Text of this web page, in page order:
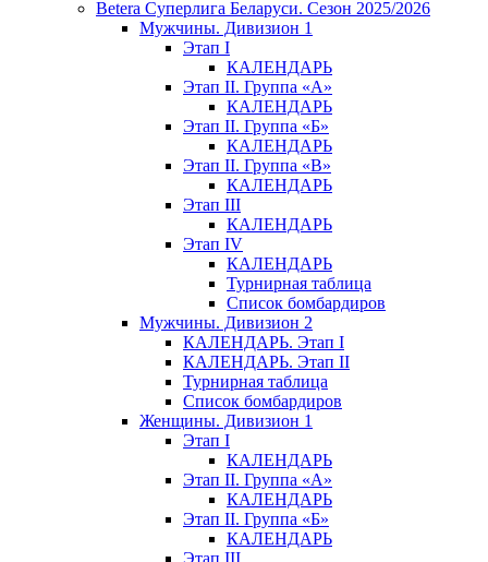
Betera Суперлига Беларуси. Сезон 2025/2026
Мужчины. Дивизион 1
Этап I
КАЛЕНДАРЬ
Этап II. Группа «А»
КАЛЕНДАРЬ
Этап II. Группа «Б»
КАЛЕНДАРЬ
Этап II. Группа «В»
КАЛЕНДАРЬ
Этап III
КАЛЕНДАРЬ
Этап IV
КАЛЕНДАРЬ
Турнирная таблица
Список бомбардиров
Мужчины. Дивизион 2
КАЛЕНДАРЬ. Этап I
КАЛЕНДАРЬ. Этап II
Турнирная таблица
Список бомбардиров
Женщины. Дивизион 1
Этап I
КАЛЕНДАРЬ
Этап II. Группа «А»
КАЛЕНДАРЬ
Этап II. Группа «Б»
КАЛЕНДАРЬ
Этап III